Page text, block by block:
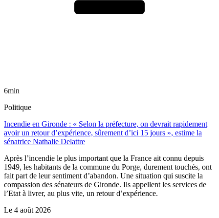
6min
Politique
Incendie en Gironde : « Selon la préfecture, on devrait rapidement
avoir un retour d’expérience, sûrement d’ici 15 jours », estime la
sénatrice Nathalie Delattre
Après l’incendie le plus important que la France ait connu depuis
1949, les habitants de la commune du Porge, durement touchés, ont
fait part de leur sentiment d’abandon. Une situation qui suscite la
compassion des sénateurs de Gironde. Ils appellent les services de
l’Etat à livrer, au plus vite, un retour d’expérience.
Le 4 août 2026